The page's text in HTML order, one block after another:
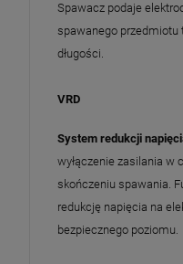
Spawacz podaje
spawanego przedmiotu
długości.
VRD
System redukcji
wyłączenie zasilania w
skończeniu spawania.
redukcję napięcia na
bezpiecznego poziomu.